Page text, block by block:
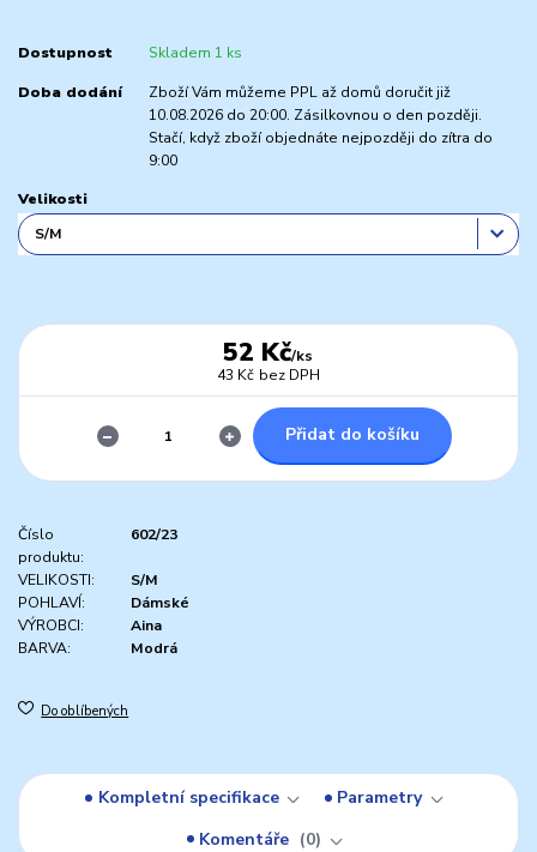
Dostupnost Skladem 1 ks
Doba dodání
Zboží Vám můžeme PPL až domů doručit již
10.08.2026 do 20:00. Zásilkovnou o den později.
Stačí, když zboží objednáte nejpozději do zítra do
9:00
Velikosti
52 Kč/ks
43 Kč bez DPH
Přidat do košíku
Číslo
produktu:
602/23
VELIKOSTI:
S/M
POHLAVÍ:
Dámské
VÝROBCI:
Aina
BARVA:
Modrá
Do oblíbených
Kompletní specifikace
Parametry
Komentáře
0